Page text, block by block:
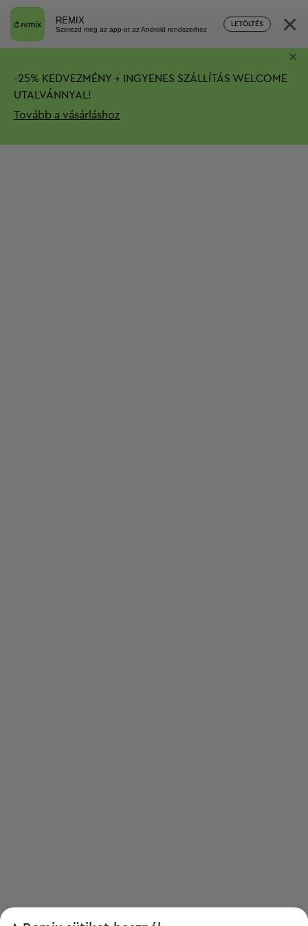
REMIX
Szerezd meg az app-ot az Android rendszerhez
LETÖLTÉS ×
-25% KEDVEZMÉNY + INGYENES SZÁLLÍTÁS WELCOME
UTALVÁNNYAL!
Tovább a vásárláshoz
×